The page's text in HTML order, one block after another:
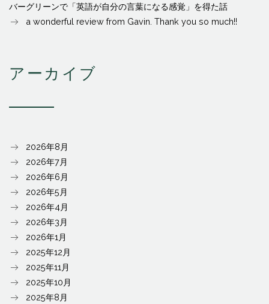
バーグリーンで「英語が自分の言葉になる感覚」を得た話
a wonderful review from Gavin. Thank you so much!!
アーカイブ
2026年8月
2026年7月
2026年6月
2026年5月
2026年4月
2026年3月
2026年1月
2025年12月
2025年11月
2025年10月
2025年8月